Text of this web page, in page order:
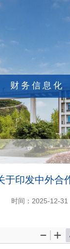
财务信息化
于印发中外合
时间：2025-12-31